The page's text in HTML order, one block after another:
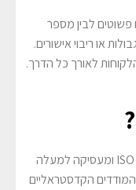
פשוטים לבין מספר
או ריבוי אישורים.
לאורך כל הדרך.
קבוצת דטהמפ מחזיקה בתעודת ISO 9001:2015 ומעסיקה למעלה
המודדים הקדסטראליים